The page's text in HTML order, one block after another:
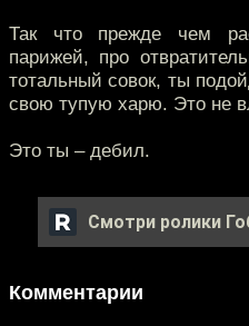
Так что прежде чем
парижей, про
тотальный совок, ты
свою тупую харю. Это не
Это ты – дебил.
Смотри ролики
Комментарии